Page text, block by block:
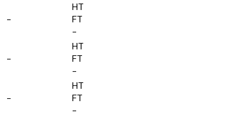
-
HT
FT
-
-
HT
FT
-
-
HT
FT
-